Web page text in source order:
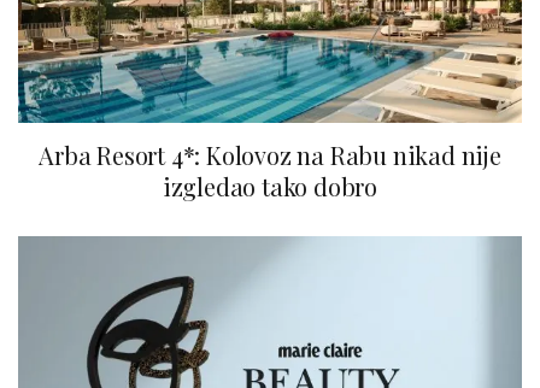
Arba Resort 4*: Kolovoz na Rabu nikad nije
izgledao tako dobro